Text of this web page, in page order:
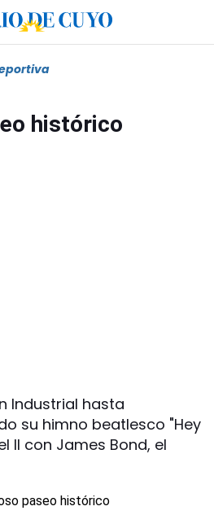
histórico
Industrial hasta
su himno beatlesco "Hey
II con James Bond, el